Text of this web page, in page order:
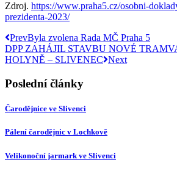
Zdroj. https://www.praha5.cz/osobni-
prezidenta-2023/
PrevByla zvolena Rada MČ Praha 5
DPP ZAHÁJIL STAVBU NOVÉ
HOLYNĚ – SLIVENEC Next
Poslední články
Čarodějnice ve Slivenci
Pálení čarodějnic v Lochkově
Velikonoční jarmark ve Slivenci